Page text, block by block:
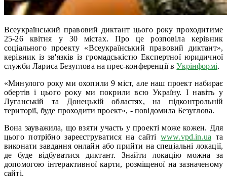
Всеукраїнський правовий диктант цього року проходитиме
25-26 квітня у 30 містах. Про це розповіла керівник
соціального проекту «Всеукраїнський правовий диктант»,
керівник із зв'язків із громадськістю Експертної юридичної
служби Лариса Безуглова на прес-конференції вУкрінформі.
«Минулого року ми охопили 9 міст, але наш проект набирає
обертів і цього року ми покрили всю Україну. І навіть у
Луганській та Донецькій областях, на підконтрольній
території, буде проходити проект», - повідомила Безуглова.
Вона зауважила, що взяти участь у проекті може кожен. Для
цього потрібно зареєструватися на сайті www.vpd.in.ua та
виконати завдання онлайн або прийти на спеціальні локації,
де буде відбуватися диктант. Знайти локацію можна за
допомогою інтерактивної карти, розміщеної на зазначеному
сайті.